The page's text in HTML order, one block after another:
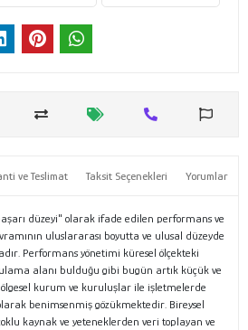
ve Teslimat Taksit Seçenekleri Yorumlar
düzeyi" olarak ifade edilen performans ve
uluslararası boyutta ve ulusal düzeyde
Performans yönetimi küresel ölçekteki
alanı bulduğu gibi bugün artık küçük ve
kurum ve kuruluşlar ile işletmelerde
benimsenmiş gözükmektedir. Bireysel
kaynak ve yeteneklerden veri toplayan ve